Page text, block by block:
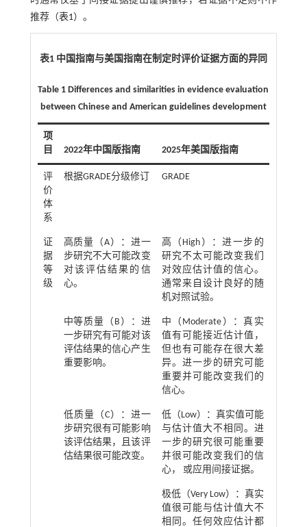
推荐（表1）。
表1 中国指南与美国指南在制定时评价证据方面的异同
Table 1 Differences and similarities in evidence evaluation
between Chinese and American guidelines development
项
目
2022年中国版指南 2025年美国版指南
评
价
体
系
根据GRADE分级修订 GRADE
证
据
等
级
高质量（A）：进一
步研究不大可能改变
对该评估结果的信
心。
高（High）：进一步的
研究不太可能改变我们
对效应估计值的信心。
通常来自设计良好的随
机对照试验。
中等质量（B）：进
一步研究有可能对该
评估结果的信心产生
重要影响。
中（Moderate）：真实
值有可能接近估计值，
但也有可能存在很大差
异。进一步的研究可能
重要并可能改变我们的
信心。
低质量（C）：进一
步研究很有可能影响
该评估结果，且该评
估结果很可能改变。
低（Low）：真实值可能
与估计值大不相同。进
一步的研究很可能重要
并很可能改变我们的信
心， 或应用间接证据。
极低（Very Low）：真实
值很可能与估计值大不
相同。任何效应估计都